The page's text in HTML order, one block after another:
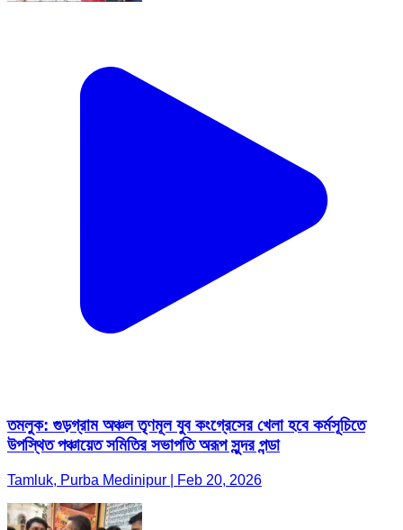
তমলুক: গুড়গ্রাম অঞ্চল তৃণমূল যুব কংগ্রেসের খেলা হবে কর্মসূচিতে
উপস্থিত পঞ্চায়েত সমিতির সভাপতি অরূপ সুন্দর পন্ডা
Tamluk, Purba Medinipur | Feb 20, 2026